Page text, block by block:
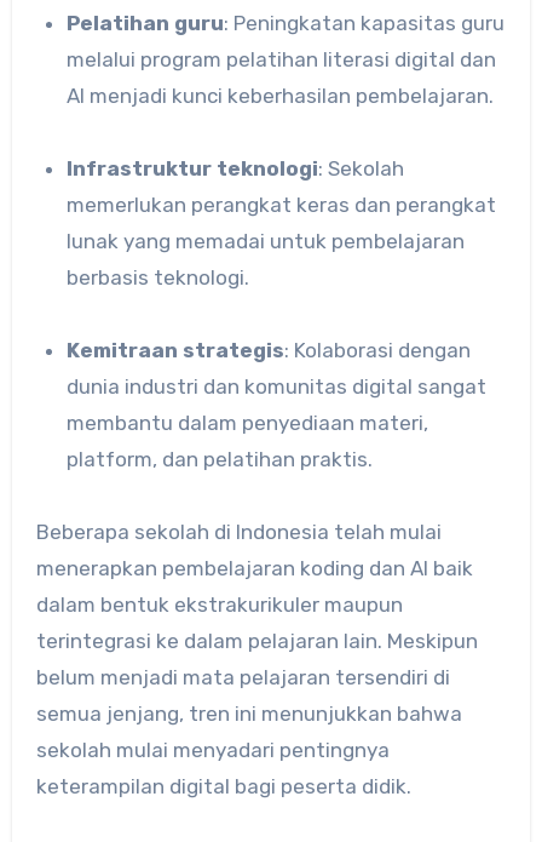
Pelatihan guru: Peningkatan kapasitas guru
melalui program pelatihan literasi digital dan
AI menjadi kunci keberhasilan pembelajaran.
Infrastruktur teknologi: Sekolah
memerlukan perangkat keras dan perangkat
lunak yang memadai untuk pembelajaran
berbasis teknologi.
Kemitraan strategis: Kolaborasi dengan
dunia industri dan komunitas digital sangat
membantu dalam penyediaan materi,
platform, dan pelatihan praktis.
Beberapa sekolah di Indonesia telah mulai
menerapkan pembelajaran koding dan AI baik
dalam bentuk ekstrakurikuler maupun
terintegrasi ke dalam pelajaran lain. Meskipun
belum menjadi mata pelajaran tersendiri di
semua jenjang, tren ini menunjukkan bahwa
sekolah mulai menyadari pentingnya
keterampilan digital bagi peserta didik.